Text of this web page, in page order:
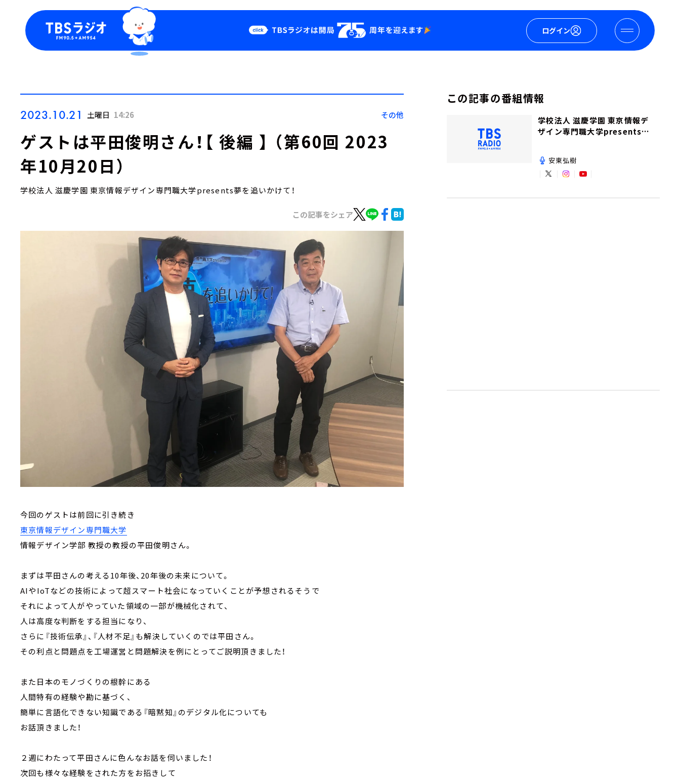
ログイン
Podcast
YouTube
2023.10.21 土曜日 14:26 その他
ゲストは平田俊明さん！【 後編 】 （第60回 2023
年10月20日）
学校法人 滋慶学園 東京情報デザイン専門職大学presents夢を追いかけて！
この記事をシェア
今回のゲストは前回に引き続き
東京情報デザイン専門職大学
情報デザイン学部 教授の教授の平田俊明さん。
まずは平田さんの考える10年後、20年後の未来について。
AIやIoTなどの技術によって超スマート社会になっていくことが予想されるそうで
それによって人がやっていた領域の一部が機械化されて、
人は高度な判断をする担当になり、
さらに『技術伝承』、『人材不足』も解決していくのでは平田さん。
その利点と問題点を工場運営と問題解決を例にとってご説明頂きました！
また日本のモノづくりの根幹にある
人間特有の経験や勘に基づく、
簡単に言語化できない知識である『暗黙知』のデジタル化についても
お話頂きました！
２週にわたって平田さんに色んなお話を伺いました！
次回も様々な経験をされた方をお招きして
この記事の番組情報
学校法人 滋慶学園 東京情報デ
ザイン専門職大学presents夢
安東弘樹